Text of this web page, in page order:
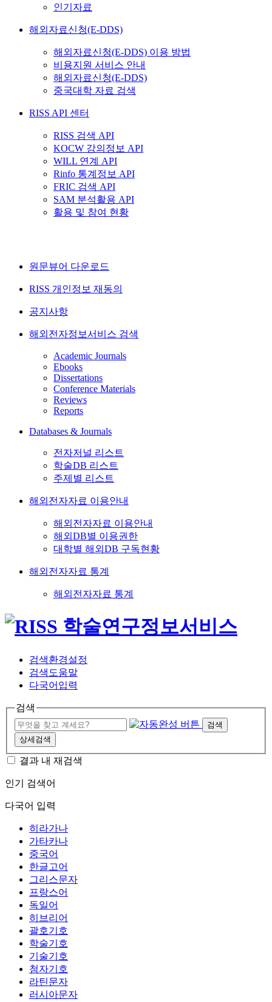
인기자료
해외자료신청(E-DDS)
해외자료신청(E-DDS) 이용 방법
비용지원 서비스 안내
해외자료신청(E-DDS)
중국대학 자료 검색
RISS API 센터
RISS 검색 API
KOCW 강의정보 API
WILL 연계 API
Rinfo 통계정보 API
FRIC 검색 API
SAM 분석활용 API
활용 및 참여 현황
원문뷰어 다운로드
RISS 개인정보 재동의
공지사항
해외전자정보서비스 검색
Academic Journals
Ebooks
Dissertations
Conference Materials
Reviews
Reports
Databases & Journals
전자저널 리스트
학술DB 리스트
주제별 리스트
해외전자자료 이용안내
해외전자자료 이용안내
해외DB별 이용권한
대학별 해외DB 구독현황
해외전자자료 통계
해외전자자료 통계
검색환경설정
검색도움말
다국어입력
검색
검색
상세검색
결과 내 재검색
인기 검색어
다국어 입력
히라가나
가타카나
중국어
한글고어
그리스문자
프랑스어
독일어
히브리어
괄호기호
학술기호
기술기호
첨자기호
라틴문자
러시아문자